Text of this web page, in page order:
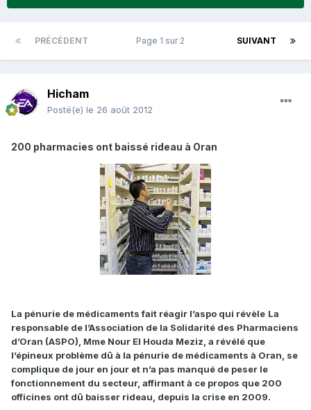
PRÉCÉDENT SUIVANT
Page 1 sur 2
Hicham
Posté(e) le 26 août 2012
200 pharmacies ont baissé rideau à Oran
La pénurie de médicaments fait réagir l’aspo qui révèle La
responsable de l’Association de la Solidarité des Pharmaciens
d’Oran (ASPO), Mme Nour El Houda Meziz, a révélé que
l’épineux problème dû à la pénurie de médicaments à Oran, se
complique de jour en jour et n’a pas manqué de peser le
fonctionnement du secteur, affirmant à ce propos que 200
officines ont dû baisser rideau, depuis la crise en 2009.